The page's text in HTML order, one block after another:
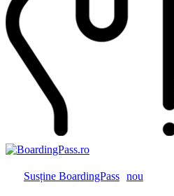
Susține BoardingPass nou